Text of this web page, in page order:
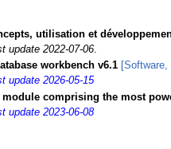
utilisation et
update 2022-07-06.
workbench v6.1
update 2026-05-15
module comprising the most
update 2023-06-08